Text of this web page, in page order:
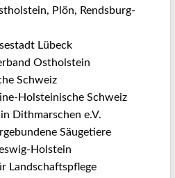
Plön, Rendsburg-
Lübeck
Ostholstein
Schweiz
Holsteinische Schweiz
Dithmarschen e.V.
Säugetiere
Holstein
Landschaftspflege